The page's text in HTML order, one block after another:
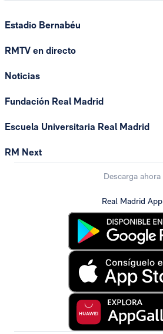
Estadio Bernabéu
RMTV en directo
Noticias
Fundación Real Madrid
Escuela Universitaria Real Madrid
RM Next
Descarga ahora
Real Madrid App